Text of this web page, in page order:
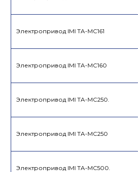
Электропривод IMI TA-MC161
Электропривод IMI TA-MC160
Электропривод IMI TA-MC250.
Электропривод IMI TA-MC250
Электропривод IMI TA-MC500.